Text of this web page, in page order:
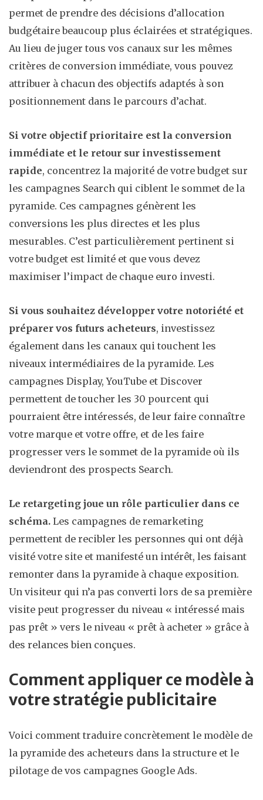
permet de prendre des décisions d’allocation
budgétaire beaucoup plus éclairées et stratégiques.
Au lieu de juger tous vos canaux sur les mêmes
critères de conversion immédiate, vous pouvez
attribuer à chacun des objectifs adaptés à son
positionnement dans le parcours d’achat.
Si votre objectif prioritaire est la conversion
immédiate et le retour sur investissement
rapide, concentrez la majorité de votre budget sur
les campagnes Search qui ciblent le sommet de la
pyramide. Ces campagnes génèrent les
conversions les plus directes et les plus
mesurables. C’est particulièrement pertinent si
votre budget est limité et que vous devez
maximiser l’impact de chaque euro investi.
Si vous souhaitez développer votre notoriété et
préparer vos futurs acheteurs, investissez
également dans les canaux qui touchent les
niveaux intermédiaires de la pyramide. Les
campagnes Display, YouTube et Discover
permettent de toucher les 30 pourcent qui
pourraient être intéressés, de leur faire connaître
votre marque et votre offre, et de les faire
progresser vers le sommet de la pyramide où ils
deviendront des prospects Search.
Le retargeting joue un rôle particulier dans ce
schéma. Les campagnes de remarketing
permettent de recibler les personnes qui ont déjà
visité votre site et manifesté un intérêt, les faisant
remonter dans la pyramide à chaque exposition.
Un visiteur qui n’a pas converti lors de sa première
visite peut progresser du niveau « intéressé mais
pas prêt » vers le niveau « prêt à acheter » grâce à
des relances bien conçues.
Comment appliquer ce modèle à
votre stratégie publicitaire
Voici comment traduire concrètement le modèle de
la pyramide des acheteurs dans la structure et le
pilotage de vos campagnes Google Ads.